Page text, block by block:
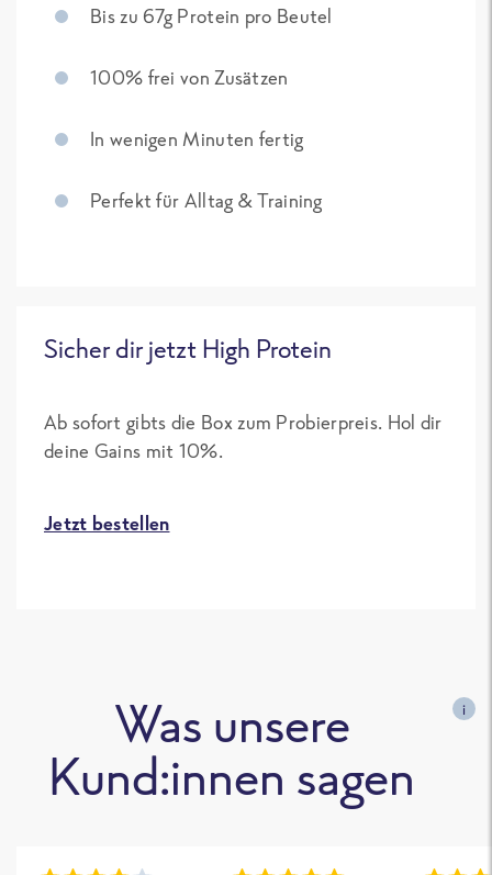
Bis zu 67g Protein pro Beutel
100% frei von Zusätzen
In wenigen Minuten fertig
Perfekt für Alltag & Training
Sicher dir jetzt High Protein
Ab sofort gibts die Box zum Probierpreis. Hol dir
deine Gains mit 10%.
Jetzt bestellen
Was unsere
Kund:innen sagen
i